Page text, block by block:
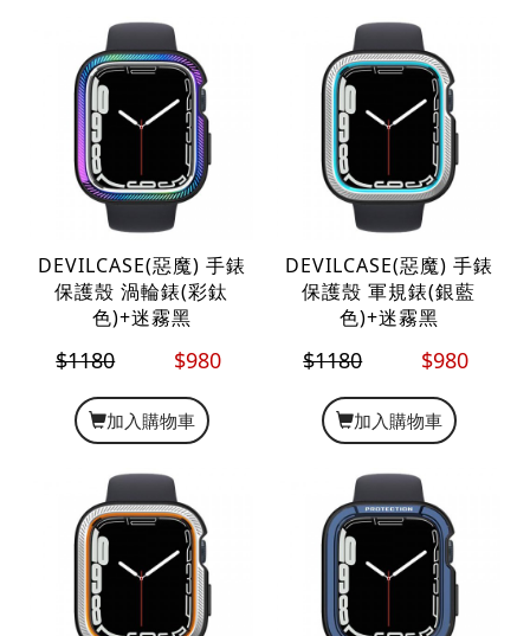
DEVILCASE(惡魔) 手錶
保護殼 渦輪錶(彩鈦
色)+迷霧黑
$1180 $980
加入購物車
DEVILCASE(惡魔) 手錶
保護殼 軍規錶(銀藍
色)+迷霧黑
$1180 $980
加入購物車